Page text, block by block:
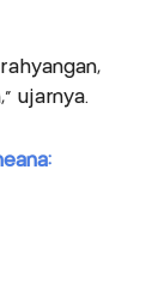
ujarnya.